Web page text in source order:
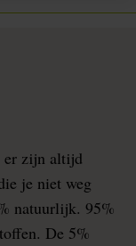
er zijn altijd
je niet weg
natuurlijk. 95%
De 5%